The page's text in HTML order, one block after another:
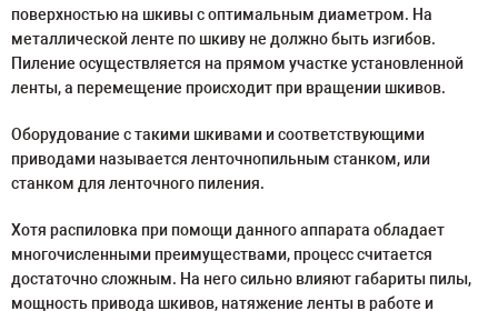
поверхностью на шкивы с оптимальным диаметром. На
металлической ленте по шкиву не должно быть изгибов.
Пиление осуществляется на прямом участке установленной
ленты, а перемещение происходит при вращении шкивов.
Оборудование с такими шкивами и соответствующими
приводами называется ленточнопильным станком, или
станком для ленточного пиления.
Хотя распиловка при помощи данного аппарата обладает
многочисленными преимуществами, процесс считается
достаточно сложным. На него сильно влияют габариты пилы,
мощность привода шкивов, натяжение ленты в работе и